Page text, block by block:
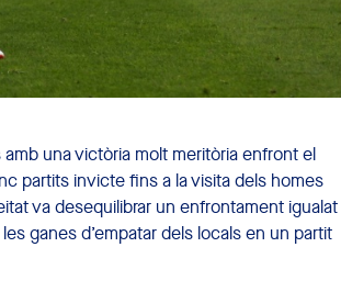
amb una victòria molt meritòria enfront el
partits invicte fins a la visita dels homes
va desequilibrar un enfrontament igualat
ganes d’empatar dels locals en un partit